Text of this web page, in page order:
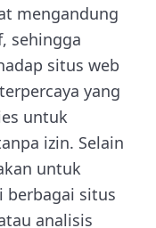
mengandung
sehingga
situs web
yang
untuk
izin. Selain
untuk
berbagai situs
analisis